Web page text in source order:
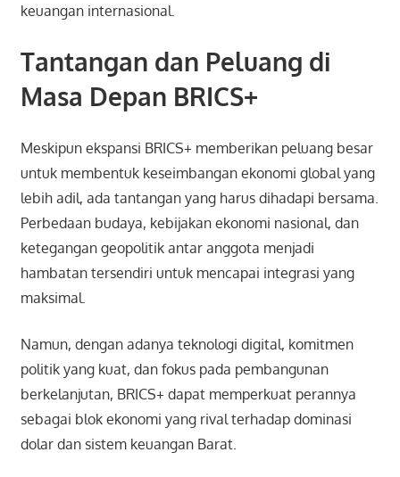
keuangan internasional.
Tantangan dan Peluang di
Masa Depan BRICS+
Meskipun ekspansi BRICS+ memberikan peluang besar
untuk membentuk keseimbangan ekonomi global yang
lebih adil, ada tantangan yang harus dihadapi bersama.
Perbedaan budaya, kebijakan ekonomi nasional, dan
ketegangan geopolitik antar anggota menjadi
hambatan tersendiri untuk mencapai integrasi yang
maksimal.
Namun, dengan adanya teknologi digital, komitmen
politik yang kuat, dan fokus pada pembangunan
berkelanjutan, BRICS+ dapat memperkuat perannya
sebagai blok ekonomi yang rival terhadap dominasi
dolar dan sistem keuangan Barat.